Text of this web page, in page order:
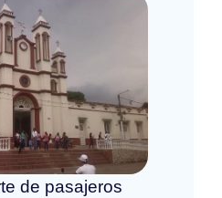
de pasajeros